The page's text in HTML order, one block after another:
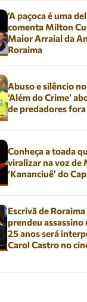
‘A paçoca é uma
comenta Milton
Maior Arraial da
Roraima
Abuso e silêncio
‘Além do Crime’
de predadores
Conheça a toada
viralizar na voz de
‘Kananciuê’ do
Escrivã de
prendeu assassino
25 anos será
Carol Castro no